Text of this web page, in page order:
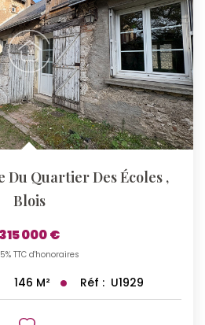
Du Quartier Des Écoles ,
Blois
315 000 €
TTC d'honoraires
146 M² Réf : U1929